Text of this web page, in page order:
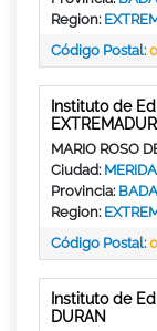
Region:
Código Postal:
Instituto de
MARIO ROSO
Ciudad: MERIDA
Provincia:
Region:
Código Postal:
Instituto de
DURAN